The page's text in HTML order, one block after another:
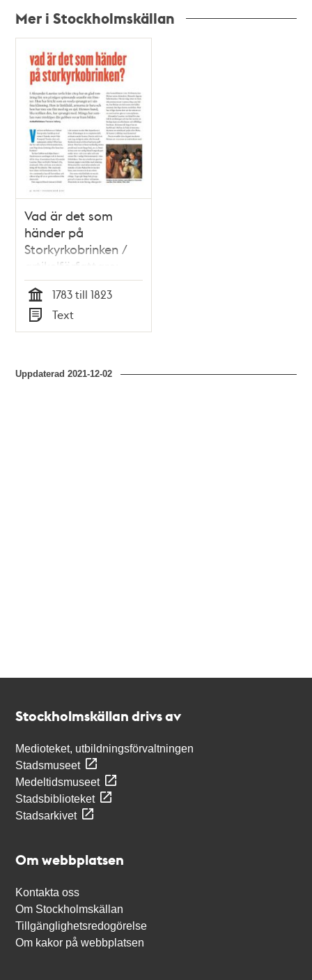
Mer i Stockholmskällan
poster
och
teman
Vad är det som
händer på
Storkyrkobrinken /
artikelförfattare:
Piamaria Hallberg
Tid
1783 till 1823
Typ
Text
Uppdaterad2021-12-02
Stockholmskällan drivs av
Medioteket, utbildningsförvaltningen
Stadsmuseet
Medeltidsmuseet
Stadsbiblioteket
Stadsarkivet
Om webbplatsen
Kontakta oss
Om Stockholmskällan
Tillgänglighetsredogörelse
Om kakor på webbplatsen